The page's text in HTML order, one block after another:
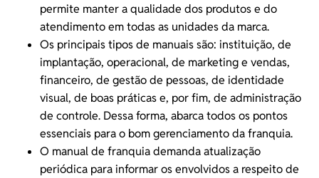
permite manter a qualidade dos produtos e do
atendimento em todas as unidades da marca.
Os principais tipos de manuais são: instituição, de
implantação, operacional, de marketing e vendas,
financeiro, de gestão de pessoas, de identidade
visual, de boas práticas e, por fim, de administração
de controle. Dessa forma, abarca todos os pontos
essenciais para o bom gerenciamento da franquia.
O manual de franquia demanda atualização
periódica para informar os envolvidos a respeito de